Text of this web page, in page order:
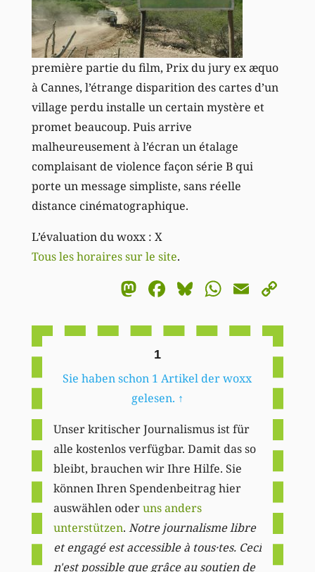
première partie du film, Prix du jury ex æquo
à Cannes, l’étrange disparition des cartes d’un
village perdu installe un certain mystère et
promet beaucoup. Puis arrive
malheureusement à l’écran un étalage
complaisant de violence façon série B qui
porte un message simpliste, sans réelle
distance cinématographique.
L’évaluation du woxx : X
Tous les horaires sur le site.
Mastodon
Facebook
BlueskyEmail
1
Sie haben schon 1 Artikel der woxx
gelesen. ↑
Unser kritischer Journalismus ist für
alle kostenlos verfügbar. Damit das so
bleibt, brauchen wir Ihre Hilfe. Sie
können Ihren Spendenbeitrag hier
auswählen oderuns anders
unterstützen. Notre journalisme libre
et engagé est accessible à tous·tes. Ceci
n'est possible que grâce au soutien de